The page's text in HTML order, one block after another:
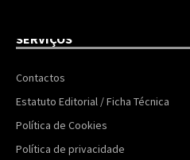
SERVIÇOS
Contactos
Estatuto Editorial / Ficha Técnica
Política de Cookies
Política de privacidade